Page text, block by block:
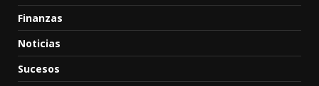
Finanzas
Noticias
Sucesos